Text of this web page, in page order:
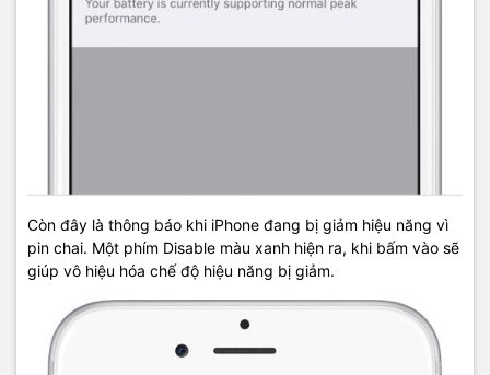
Còn đây là thông báo khi iPhone đang bị giảm hiệu năng vì
pin chai. Một phím Disable màu xanh hiện ra, khi bấm vào sẽ
giúp vô hiệu hóa chế độ hiệu năng bị giảm.